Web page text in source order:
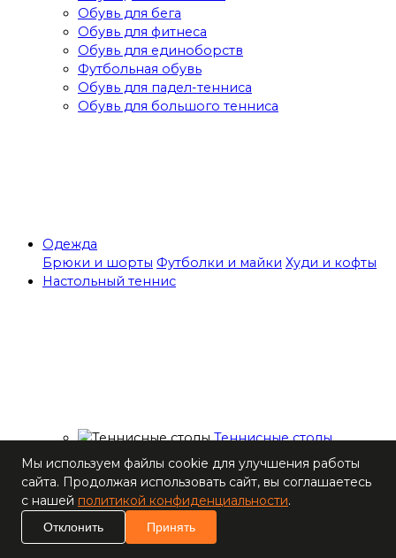
Обувь для бега
Обувь для фитнеса
Обувь для единоборств
Футбольная обувь
Обувь для падел-тенниса
Обувь для большого тенниса
Одежда
Брюки и шорты Футболки и майки Худи и кофты
Настольный теннис
Теннисные столы
Ракетки
Накладки для
ракеток
Основания для
ракеток
Мячи
Мы используем файлы cookie для улучшения работы
сайта. Продолжая использовать сайт, вы соглашаетесь
с нашей политикой конфиденциальности.
Отклонить Принять